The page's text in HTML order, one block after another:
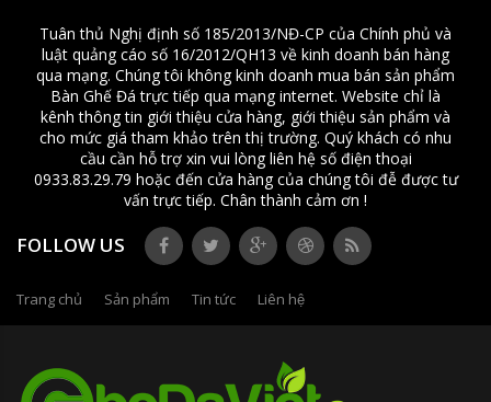
Tuân thủ Nghị định số 185/2013/NĐ-CP của Chính phủ và
luật quảng cáo số 16/2012/QH13 về kinh doanh bán hàng
qua mạng. Chúng tôi không kinh doanh mua bán sản phẩm
Bàn Ghế Đá trực tiếp qua mạng internet. Website chỉ là
kênh thông tin giới thiệu cửa hàng, giới thiệu sản phẩm và
cho mức giá tham khảo trên thị trường. Quý khách có nhu
cầu cần hỗ trợ xin vui lòng liên hệ số điện thoại
0933.83.29.79 hoặc đến cửa hàng của chúng tôi đễ được tư
vấn trực tiếp. Chân thành cảm ơn !
FOLLOW US
Trang chủ Sản phẩm Tin tức Liên hệ